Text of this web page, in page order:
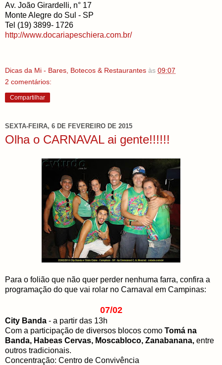
Av. João Girardelli, n° 17
Monte Alegre do Sul - SP
Tel (19) 3899- 1726
http://www.docariapeschiera.com.br/
Dicas da Mi - Bares, Botecos & Restaurantes às 09:07
2 comentários:
Compartilhar
SEXTA-FEIRA, 6 DE FEVEREIRO DE 2015
Olha o CARNAVAL ai gente!!!!!!
Para o folião que não quer perder nenhuma farra, confira a
programação do que vai rolar no Carnaval em Campinas:
07/02
City Banda - a partir das 13h
Com a participação de diversos blocos como Tomá na
Banda, Habeas Cervas, Moscabloco, Zanabanana, entre
outros tradicionais.
Concentração: Centro de Convivência